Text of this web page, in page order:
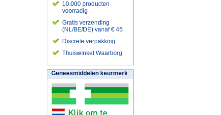
10.000 producten
voorradig
Gratis verzending
(NL/BE/DE) vanaf € 45
Discrete verpakking
Thuiswinkel Waarborg
Geneesmiddelen keurmerk